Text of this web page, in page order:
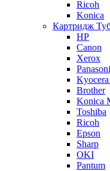
Ricoh
Konica
Картридж
HP
Canon
Xerox
Brother
Konica
Toshiba
Ricoh
Epson
Sharp
OKI
Pantum